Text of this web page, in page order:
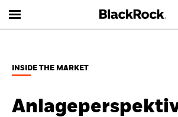
INSIDE THE MARKET